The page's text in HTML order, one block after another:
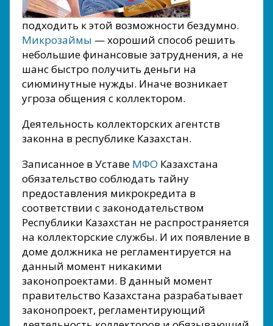
подходить к этой возможности бездумно.
Микрозаймы — хороший способ решить
небольшие финансовые затруднения, а не
шанс быстро получить деньги на
сиюминутные нужды. Иначе возникает
угроза общения с коллектором.
Деятельность коллекторских агентств
законна в республике Казахстан.
Записанное в Уставе МФО Казахстана
обязательство соблюдать тайну
предоставления микрокредита в
соответствии с законодательством
Республики Казахстан не распространяется
на коллекторские службы. И их появление в
доме должника не регламентируется на
данный момент никакими
законопроектами. В данный момент
правительство Казахстана разрабатывает
законопроект, регламентирующий